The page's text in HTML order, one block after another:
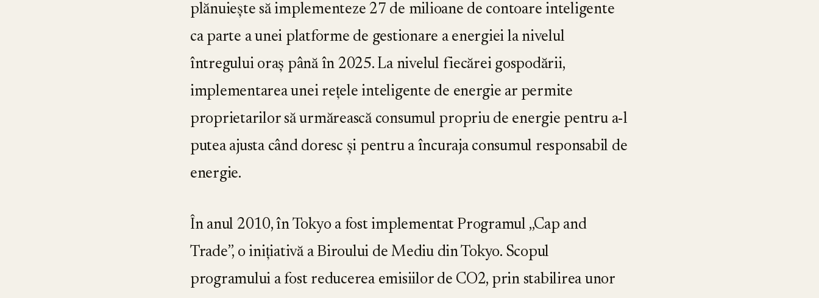
plănuiește să implementeze 27 de milioane de contoare inteligente
ca parte a unei platforme de gestionare a energiei la nivelul
întregului oraș până în 2025. La nivelul fiecărei gospodării,
implementarea unei rețele inteligente de energie ar permite
proprietarilor să urmărească consumul propriu de energie pentru a-l
putea ajusta când doresc și pentru a încuraja consumul responsabil de
energie.
În anul 2010, în Tokyo a fost implementat Programul „Cap and
Trade”, o inițiativă a Biroului de Mediu din Tokyo. Scopul
programului a fost reducerea emisiilor de CO2, prin stabilirea unor